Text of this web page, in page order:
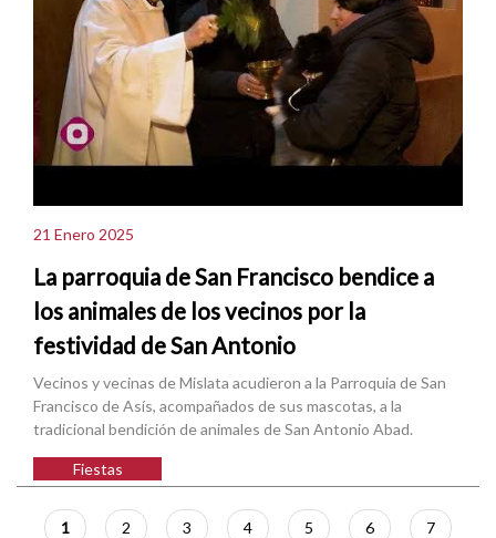
21 Enero 2025
La parroquia de San Francisco bendice a
los animales de los vecinos por la
festividad de San Antonio
Vecinos y vecinas de Mislata acudieron a la Parroquia de San
Francisco de Asís, acompañados de sus mascotas, a la
tradicional bendición de animales de San Antonio Abad.
Fiestas
Paginación
Página
1 Página
2 Página
3 Página
4 Página
5 Página
6 Página
7